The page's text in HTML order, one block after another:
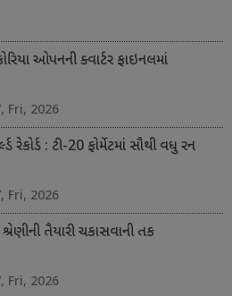
ઓપનની ક્વાર્ટર ફાઇનલમાં
Fri, 2026
રેકોર્ડ : ટી-20 ફોર્મેટમાં સૌથી વધુ રન
Fri, 2026
તૈયારી ચકાસવાની તક
Fri, 2026